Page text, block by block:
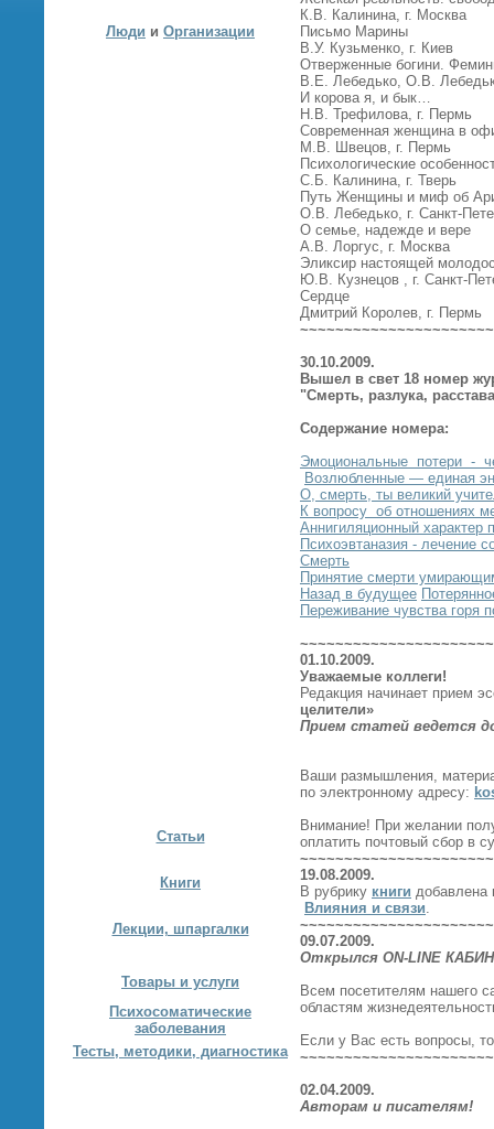
К.В. Калинина, г. Москва
Письмо Марины
В.У. Кузьменко, г. Киев
Отверженные богини.
В.Е. Лебедько, О.В.
И корова я, и бык…
Н.В. Трефилова, г. Пермь
Современная женщина в
М.В. Швецов, г. Пермь
Психологические
С.Б. Калинина, г. Тверь
Путь Женщины и миф об
О.В. Лебедько, г. Санкт-
О семье, надежде и вере
А.В. Лоргус, г. Москва
Эликсир настоящей
Ю.В. Кузнецов , г. Санкт-
Сердце
Дмитрий Королев, г. Пермь
30.10.2009.
Вышел в свет 18 номер
"Смерть, разлука,
Содержание номера:
Эмоциональные потери -
Возлюбленные — единая
О, смерть, ты великий
К вопросу об отношениях
Аннигиляционный характер
Психоэвтаназия - лечение
Смерть
Принятие смерти
Назад в будущее
Переживание чувства горя
01.10.2009.
Уважаемые коллеги!
Редакция начинает прием
целители»
Прием статей ведется
Ваши размышления,
по электронному адресу:
Внимание! При желании
оплатить почтовый сбор в
19.08.2009.
В рубрику книги добавлена
Влияния и связи.
09.07.2009.
Открылся ON-LINE
Всем посетителям нашего
областям
Если у Вас есть вопросы,
02.04.2009.
Авторам и писателям!
Люди и Организации
Статьи
Книги
Лекции, шпаргалки
Товары и услуги
Психосоматические
заболевания
Тесты, методики, диагностика